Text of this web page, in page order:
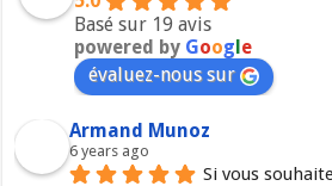
Basé sur 19 avis
powered by Google
évaluez-nous sur
Armand Munoz
6 years ago
Si vous